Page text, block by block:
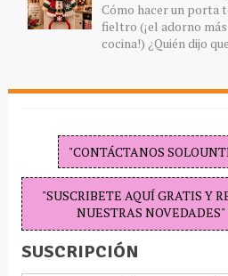
Cómo hacer un porta
fieltro (¡el adorno
cocina!) ¿Quién dijo
"CONTÁCTANOS
"SUSCRIBETE AQUÍ GRATIS Y
NUESTRAS NOVEDADES"
SUSCRIPCIÓN